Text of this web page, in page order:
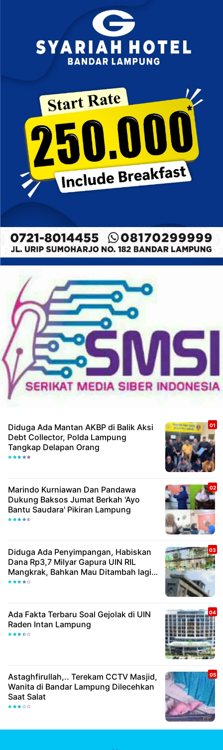
Diduga Ada Mantan AKBP di Balik Aksi
Debt Collector, Polda Lampung
Tangkap Delapan Orang
Marindo Kurniawan Dan Pandawa
Dukung Baksos Jumat Berkah 'Ayo
Bantu Saudara' Pikiran Lampung
Diduga Ada Penyimpangan, Habiskan
Dana Rp3,7 Milyar Gapura UIN RIL
Mangkrak, Bahkan Mau Ditambah lagi 7
Milyar
Ada Fakta Terbaru Soal Gejolak di UIN
Raden Intan Lampung
Astaghfirullah,.. Terekam CCTV Masjid,
Wanita di Bandar Lampung Dilecehkan
Saat Salat